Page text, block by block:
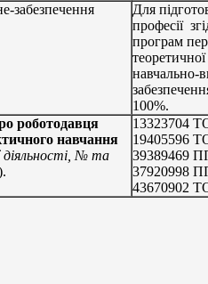
забезпечення
Для
професії
програм
навчально-
100%.
роботодавця
навчання
діяльності, № та
13323704
19405596
39389469
37920998
43670902